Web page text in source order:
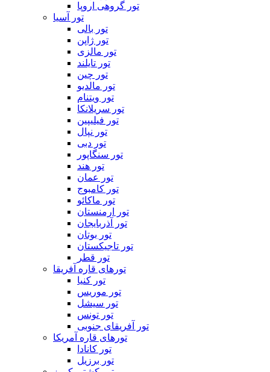
تور گروهی اروپا
تور آسیا
تور بالی
تور ژاپن
تور مالزی
تور تایلند
تور چین
تور مالدیو
تور ویتنام
تور سریلانکا
تور فیلیپین
تور نپال
تور دبی
تور سنگاپور
تور هند
تور عمان
تور کامبوج
تور ماکائو
تور ارمنستان
تور آذربایجان
تور بوتان
تور تاجیکستان
تور قطر
تورهای قاره آفریقا
تور کنیا
تور موریس
تور سیشل
تور تونس
تور آفریقای جنوبی
تورهای قاره آمریکا
تور کانادا
تور برزیل